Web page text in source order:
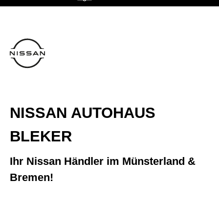
NISSAN AUTOHAUS
BLEKER
Ihr Nissan Händler im Münsterland &
Bremen!